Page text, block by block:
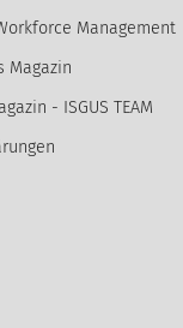
Management
Magazin
- ISGUS TEAM